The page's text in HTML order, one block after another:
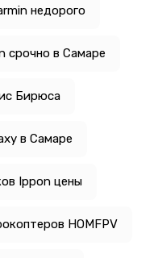
недорого
срочно в Самаре
Бирюса
в Самаре
Ippon цены
HOMFPV